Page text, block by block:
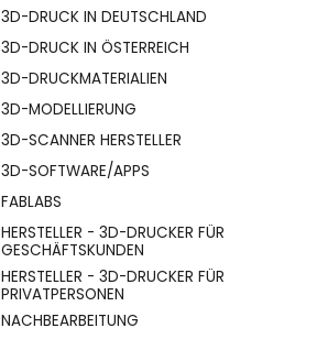
3D-DRUCK IN DEUTSCHLAND
3D-DRUCK IN ÖSTERREICH
3D-DRUCKMATERIALIEN
3D-MODELLIERUNG
3D-SCANNER HERSTELLER
3D-SOFTWARE/APPS
FABLABS
HERSTELLER - 3D-DRUCKER FÜR
GESCHÄFTSKUNDEN
HERSTELLER - 3D-DRUCKER FÜR
PRIVATPERSONEN
NACHBEARBEITUNG